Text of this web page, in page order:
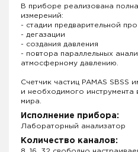
В приборе реализована
измерений:
- стадии предварительной
- дегазации
- создания давления
- повтора параллельных
атмосферному давлению.
Счетчик частиц PAMAS SBSS
и необходимого инструмента
мира.
Исполнение прибора:
Лабораторный анализатор
Количество каналов: